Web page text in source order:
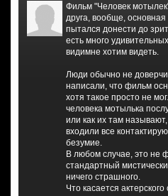
Фильм "Человек
друга, вообще,
пытался донести до
есть много
видимне хотим видеть.
Люди обычно не
написали, что фильм
хотя такое просто не
человека мотылька
или как их там
входили все
безумие.
В любом случае, это не
стандартный
ничего страшного.
Что касается